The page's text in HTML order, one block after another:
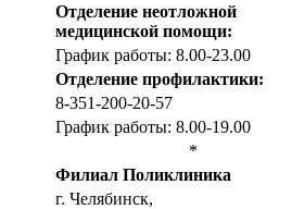
Отделение неотложной
медицинской помощи:
График работы: 8.00-23.00
Отделение профилактики:
8-351-200-20-57
График работы: 8.00-19.00
*
Филиал Поликлиника
г. Челябинск,